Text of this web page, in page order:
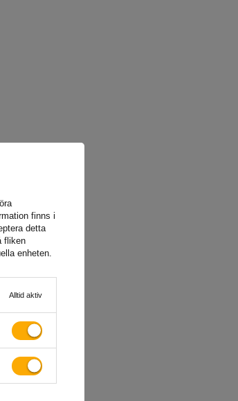
finns i
detta
fliken
enheten.
Alltid aktiv